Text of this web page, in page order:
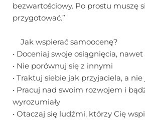
bezwartościowy. Po prostu muszę
przygotować.”
Jak wspierać samoocenę?
• Doceniaj swoje osiągnięcia, nawet
• Nie porównuj się z innymi
• Traktuj siebie jak przyjaciela, a
• Pracuj nad swoim rozwojem i
wyrozumiały
• Otaczaj się ludźmi, którzy Cię